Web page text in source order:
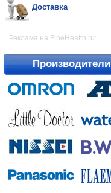
Доставка
Реклама на FineHealth.ru:
Производители